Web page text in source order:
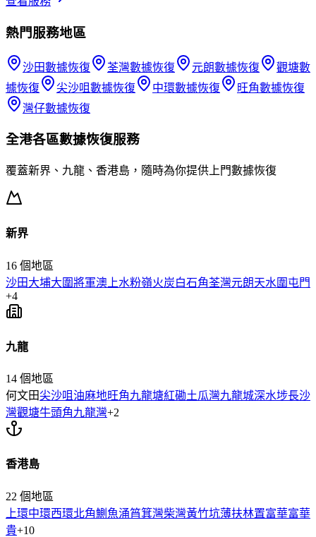
熱門服務地區
沙田數據恢復 荃灣數據恢復 元朗數據恢復 觀塘數
據恢復
尖沙咀數據恢復 中環數據恢復 旺角數據恢復
灣仔數據恢復
全港各區數據恢復服務
覆蓋新界、九龍、香港島，隨時為你提供上門數據恢復
新界
16 個地區
沙田大埔大圍將軍澳 上水粉嶺火炭白石角荃灣元朗天水圍 屯門
+4
九龍
14 個地區
何文田尖沙咀 油麻地旺角九龍塘紅磡土瓜灣九龍城深水埗長沙
灣觀塘牛頭角九龍灣+2
香港島
22 個地區
上環中環西環北角鰂魚涌筲箕灣柴灣黃竹坑薄扶林置富華富華
貴+10